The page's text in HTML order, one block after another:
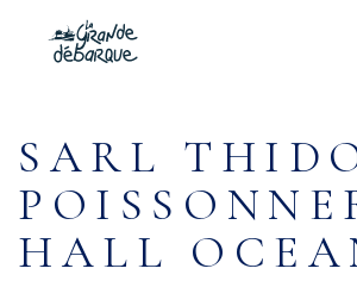
content
SARL
HALL